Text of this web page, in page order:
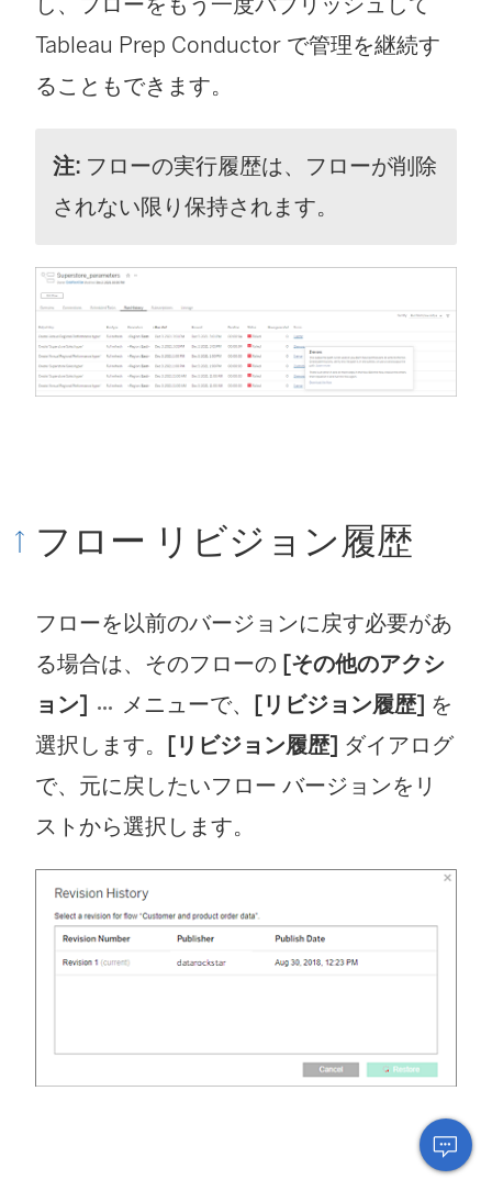
Tableau Prep Conductor で管理を継続す
ることもできます。
注: フローの実行履歴は、フローが削除
されない限り保持されます。
フロー リビジョン履歴
フローを以前のバージョンに戻す必要があ
る場合は、そのフローの [その他のアクシ
ョン]
メニューで、 [リビジョン履歴] を
選択します。 [リビジョン履歴] ダイアログ
で、元に戻したいフロー バージョンをリ
ストから選択します。